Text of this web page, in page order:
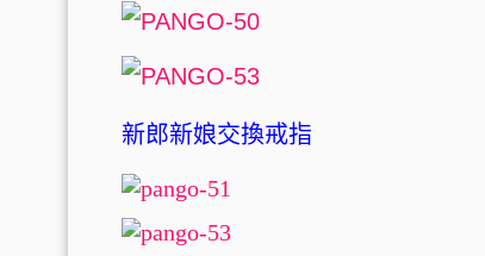
新郎新娘交換戒指